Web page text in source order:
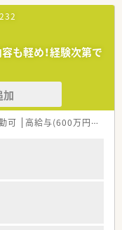
増員募集であり、特に
的に求めています。
ひとりに寄り添った丁
める方を歓迎します。
る柔軟な対応力をお持
欲ある方を募集中です。
以上の調剤薬局を展開
に温厚で低姿勢な人柄
の良い組織文化です。
籍しているため、在宅業
る体制を整えていま
も軽め！経験次第で
加
可 高給与(600万円以上)